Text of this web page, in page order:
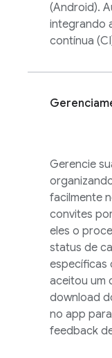
(Android).
integrando
contínua
Gerencie
facilmente
convites
eles o
status de
específicas
aceitou um
download
no app
feedback